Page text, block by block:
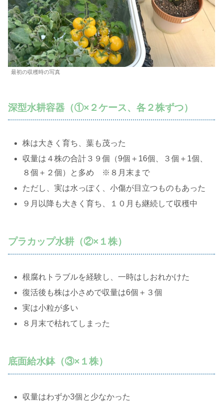
最初の収穫時の写真
深型水耕容器（①×２ケース、各２株ずつ）
株は大きく育ち、葉も茂った
収量は４株の合計３９個（9個＋16個、３個＋1個、
８個＋２個）と多め ※８月末まで
ただし、実は水っぽく、小傷が目立つものもあった
９月以降も大きく育ち、１０月も継続して収穫中
プラカップ水耕（②×１株）
根腐れトラブルを経験し、一時はしおれかけた
復活後も株は小さめで収量は6個＋３個
実は小粒が多い
８月末で枯れてしまった
底面給水鉢（③×１株）
収量はわずか3個と少なかった